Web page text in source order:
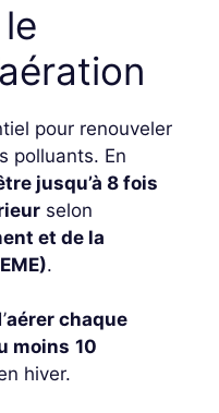
pour renouveler
polluants. En
jusqu’à 8 fois
selon
et de la
.
aérer chaque
moins 10
hiver.